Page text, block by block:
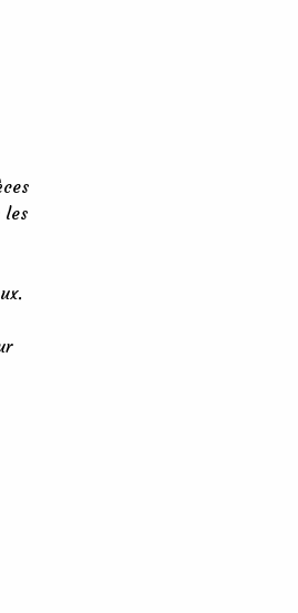
les